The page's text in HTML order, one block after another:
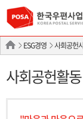
ESG경영 사회공헌
사회공헌활동